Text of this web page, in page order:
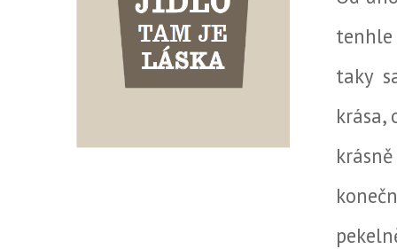
taky
krása,